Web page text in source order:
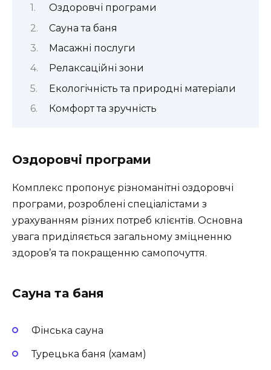
Оздоровчі програми
Сауна та баня
Масажні послуги
Релаксаційні зони
Екологічність та природні матеріали
Комфорт та зручність
Оздоровчі програми
Комплекс пропонує різноманітні оздоровчі
програми, розроблені спеціалістами з
урахуванням різних потреб клієнтів. Основна
увага приділяється загальному зміцненню
здоров’я та покращенню самопочуття.
Сауна та баня
Фінська сауна
Турецька баня (хамам)